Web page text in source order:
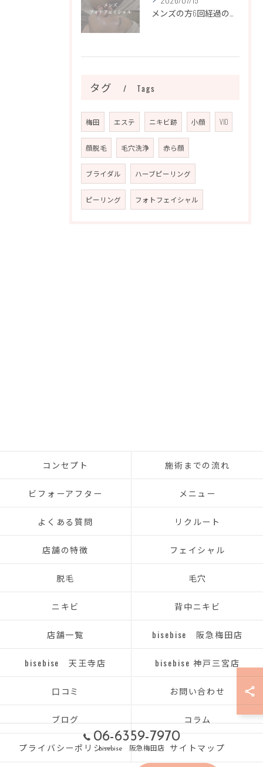
メンズの方6回経過のお写真になります📷✨
タグ Tags
梅田 エステ ニキビ跡 小顔 VIO
顔脱毛 毛穴洗浄 赤ら顔
ブライダル ハーブピーリング
ピーリング フォトフェイシャル
06-6359-7970
bisebise 阪急梅田店
コンセプト 施術までの流れ
ビフォーアフター メニュー
よくある質問 リクルート
店舗の特徴 フェイシャル
脱毛 毛穴
ニキビ 背中ニキビ
店舗一覧 bisebise 阪急梅田店
bisebise 天王寺店 bisebise 神戸三宮店
口コミ お問い合わせ
ブログ コラム
プライバシーポリシー サイトマップ